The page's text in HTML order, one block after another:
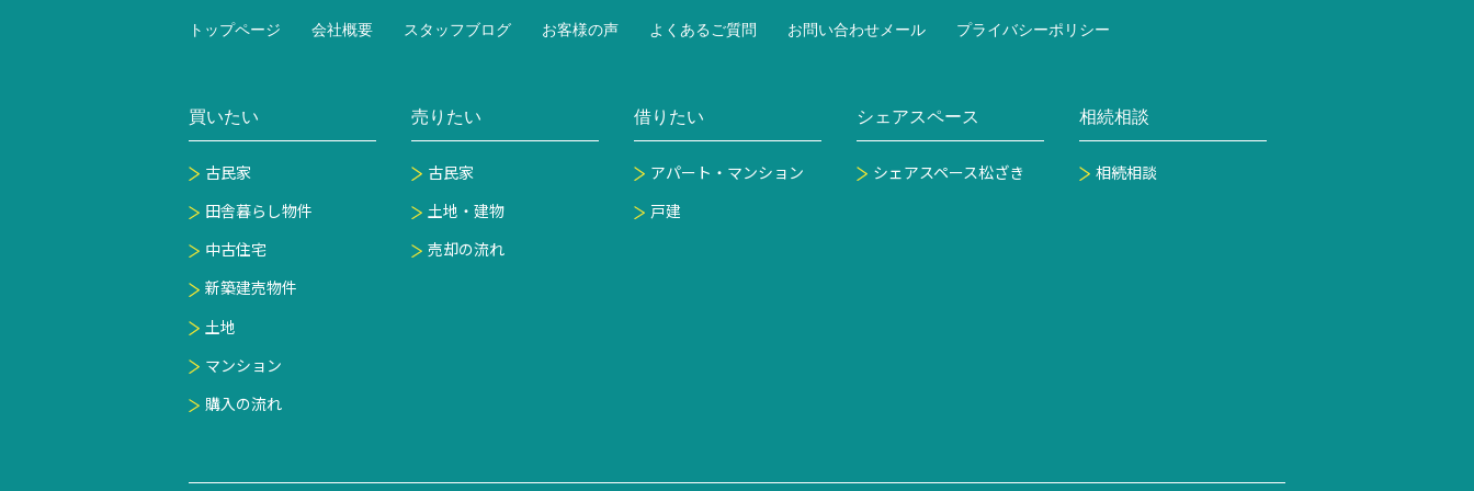
トップページ 会社概要 スタッフブログ お客様の声 よくあるご質問 お問い合わせメール プライバシーポリシー
買いたい
古民家
田舎暮らし物件
中古住宅
新築建売物件
土地
マンション
購入の流れ
売りたい
古民家
土地・建物
売却の流れ
借りたい
アパート・マンション
戸建
シェアスペース
シェアスペース松ざき
相続相談
相続相談